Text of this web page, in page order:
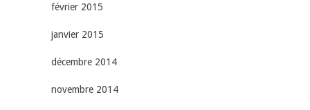
février 2015
janvier 2015
décembre 2014
novembre 2014